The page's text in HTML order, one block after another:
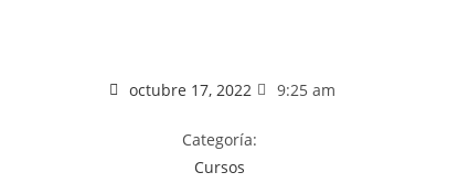
octubre 17, 2022 9:25 am
Categoría:
Cursos